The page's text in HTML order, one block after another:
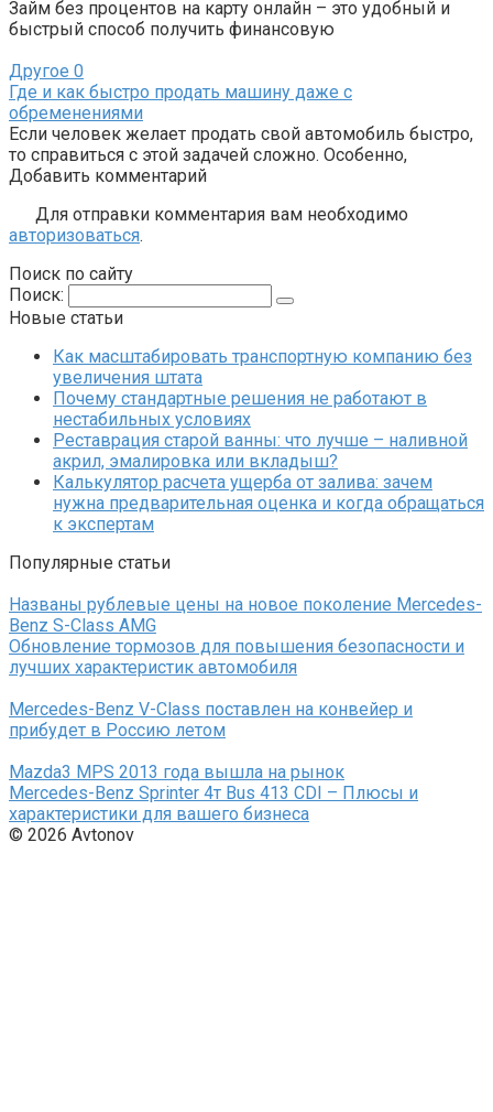
Займ без процентов на карту онлайн – это удобный и
быстрый способ получить финансовую
Другое 0
Где и как быстро продать машину даже с
обременениями
Если человек желает продать свой автомобиль быстро,
то справиться с этой задачей сложно. Особенно,
Добавить комментарий
Для отправки комментария вам необходимо
авторизоваться.
Поиск по сайту
Поиск:
Новые статьи
Как масштабировать транспортную компанию без
увеличения штата
Почему стандартные решения не работают в
нестабильных условиях
Реставрация старой ванны: что лучше – наливной
акрил, эмалировка или вкладыш?
Калькулятор расчета ущерба от залива: зачем
нужна предварительная оценка и когда обращаться
к экспертам
Популярные статьи
Названы рублевые цены на новое поколение Mercedes-
Benz S-Class AMG
Обновление тормозов для повышения безопасности и
лучших характеристик автомобиля
Mercedes-Benz V-Class поставлен на конвейер и
прибудет в Россию летом
Mazda3 MPS 2013 года вышла на рынок
Mercedes-Benz Sprinter 4т Bus 413 CDI – Плюсы и
характеристики для вашего бизнеса
© 2026 Avtonov